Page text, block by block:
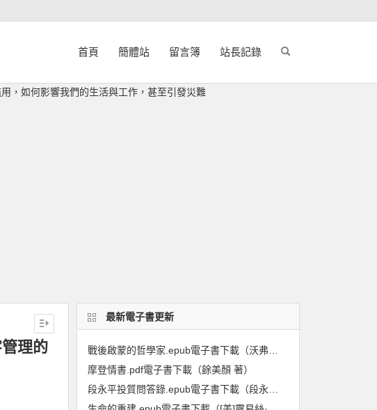
首頁 簡體站 留言簿 站長記錄
，如何影響我們的生活與工作，甚至引發災難
理的
最新電子書更新
摩登情書.pdf電子書下載（餘美顏 著）